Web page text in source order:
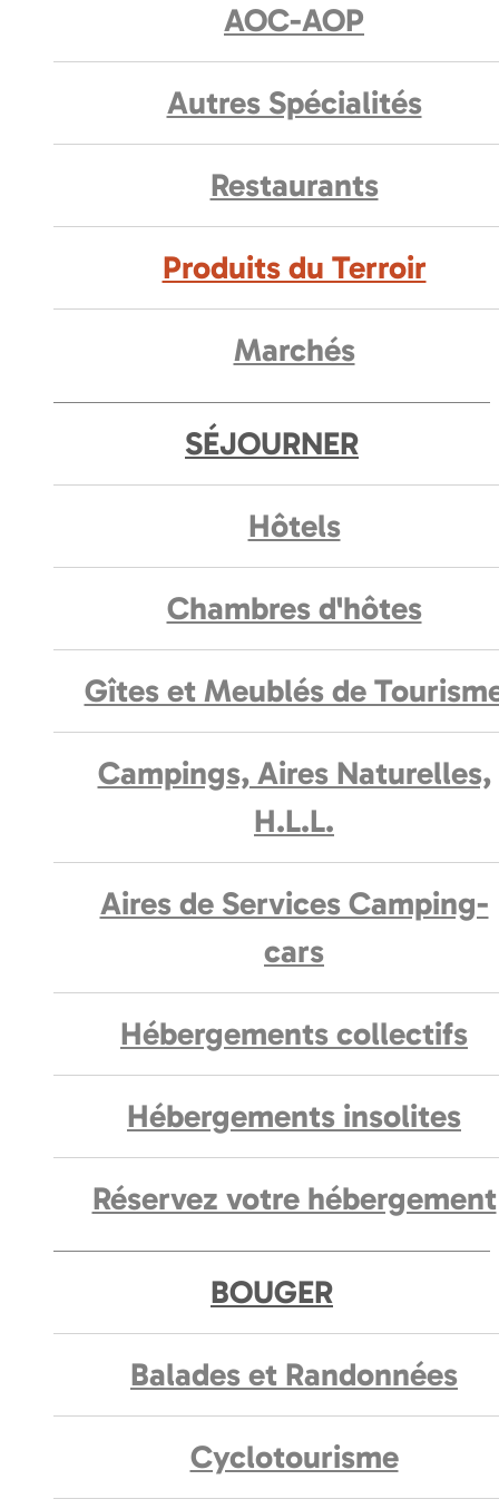
AOC-AOP
Autres Spécialités
Restaurants
Produits du Terroir
Marchés
SÉJOURNER
Hôtels
Chambres d'hôtes
Gîtes et Meublés de
Campings, Aires Naturelles,
H.L.L.
Aires de Services Camping-
cars
Hébergements collectifs
Hébergements insolites
Réservez votre hébergement
BOUGER
Balades et Randonnées
Cyclotourisme